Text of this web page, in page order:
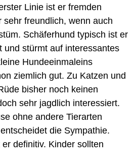
Linie ist er fremden
sehr freundlich, wenn auch
Schäferhund typisch ist er
und stürmt auf interessantes
Hundeeinmaleins
ziemlich gut. Zu Katzen und
bisher noch keinen
sehr jagdlich interessiert.
ohne andere Tierarten
die Sympathie.
definitiv. Kinder sollten